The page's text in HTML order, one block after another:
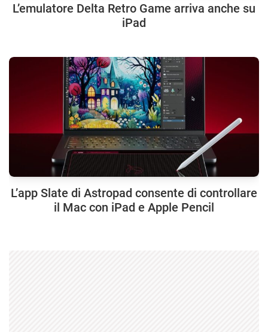
L’emulatore Delta Retro Game arriva anche su
iPad
L’app Slate di Astropad consente di controllare
il Mac con iPad e Apple Pencil